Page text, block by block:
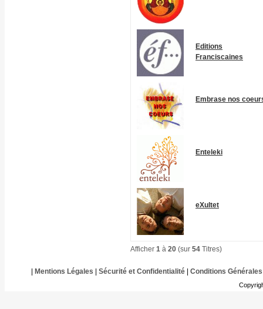
Editions
Franciscaines
Embrase nos
Enteleki
eXultet
Afficher 1 à 20 (sur 54 Titres)
Mentions Légales Sécurité et Confidentialité| Conditions Générales